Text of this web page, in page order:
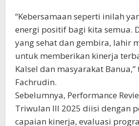
“Kebersamaan seperti inilah
energi positif bagi kita semua.
yang sehat dan gembira, lahir
untuk memberikan kinerja
Kalsel dan masyarakat
Fachrudin.
Sebelumnya, Performance
Triwulan III 2025 diisi dengan
capaian kinerja, evaluasi